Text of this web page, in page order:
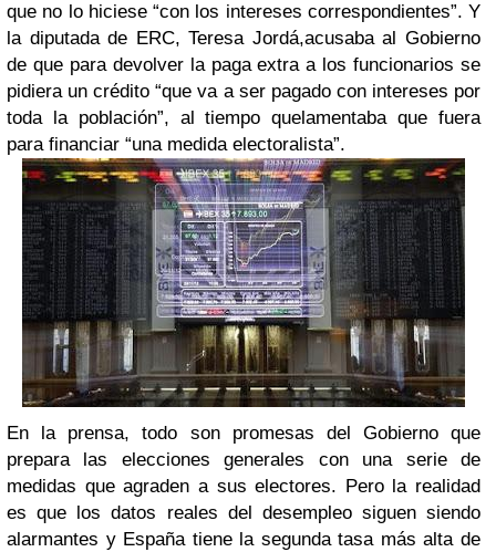
que no lo hiciese “con los intereses correspondientes”. Y
la diputada de ERC, Teresa Jordá,acusaba al Gobierno
de que para devolver la paga extra a los funcionarios se
pidiera un crédito “que va a ser pagado con intereses por
toda la población”, al tiempo quelamentaba que fuera
para financiar “una medida electoralista”.
En la prensa, todo son promesas del Gobierno que
prepara las elecciones generales con una serie de
medidas que agraden a sus electores. Pero la realidad
es que los datos reales del desempleo siguen siendo
alarmantes y España tiene la segunda tasa más alta de